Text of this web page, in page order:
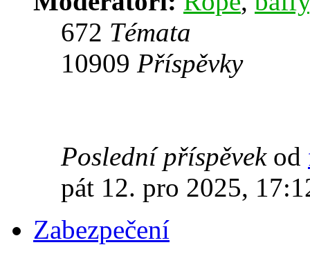
672 Témata
10909 Příspěvky
Poslední příspěvekod
pát 12. pro 2025,
Zabezpečení